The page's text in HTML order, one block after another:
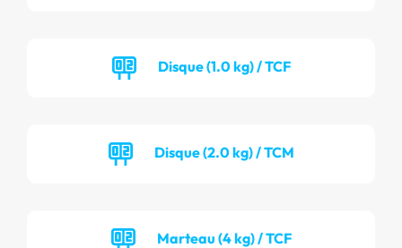
Disque (1.0 kg) / TCF
Disque (2.0 kg) / TCM
Marteau (4 kg) / TCF